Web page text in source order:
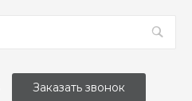
Заказать звонок